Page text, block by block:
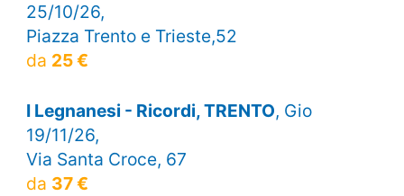
25/10/26,
Piazza Trento e Trieste,52
da 25 €
I Legnanesi - Ricordi, TRENTO, Gio
19/11/26,
Via Santa Croce, 67
da 37 €